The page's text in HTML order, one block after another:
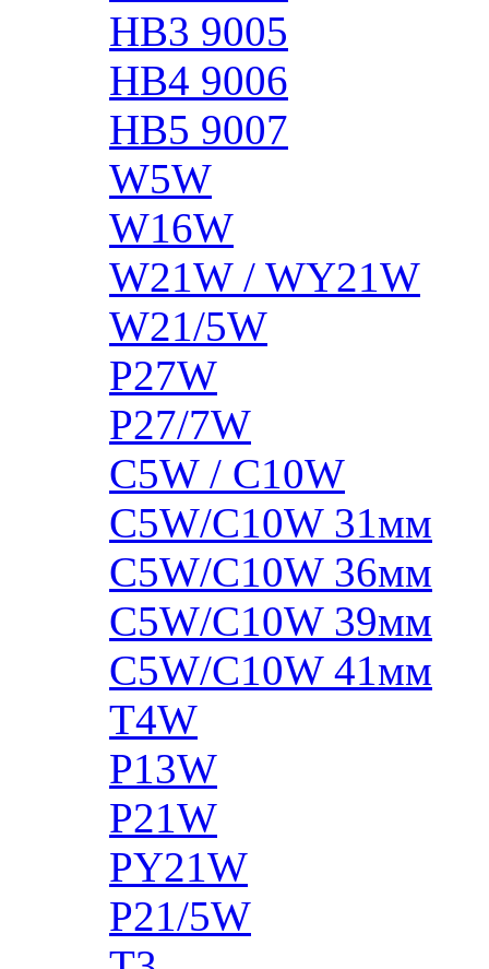
HB3 9005
HB4 9006
HB5 9007
W5W
W16W
W21W / WY21W
W21/5W
P27W
P27/7W
C5W / C10W
C5W/C10W 31мм
C5W/C10W 36мм
C5W/C10W 39мм
C5W/C10W 41мм
T4W
P13W
P21W
PY21W
P21/5W